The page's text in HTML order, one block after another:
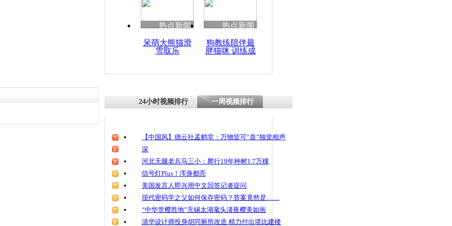
魂
热点新闻
呆萌大熊猫滑
雪取乐
热点新闻
狗教练陪伴最
胖猫咪 训练成
24小时视频排行 一周视频排行
【中国风】德云社孟鹤堂：万物皆可“盘”独觉相声
深
河北无腿老兵马三小：爬行19年种树1.7万棵
信号灯Plus！浑身都亮
美国发言人即兴用中文回答记者提问
现代密码学之父如何保存密码？答案竟然是……
“中华赏樱胜地”无锡太湖鼋头渚夜樱美如画
清华设计师投身胡同厕所改造 精力付出堪比建楼